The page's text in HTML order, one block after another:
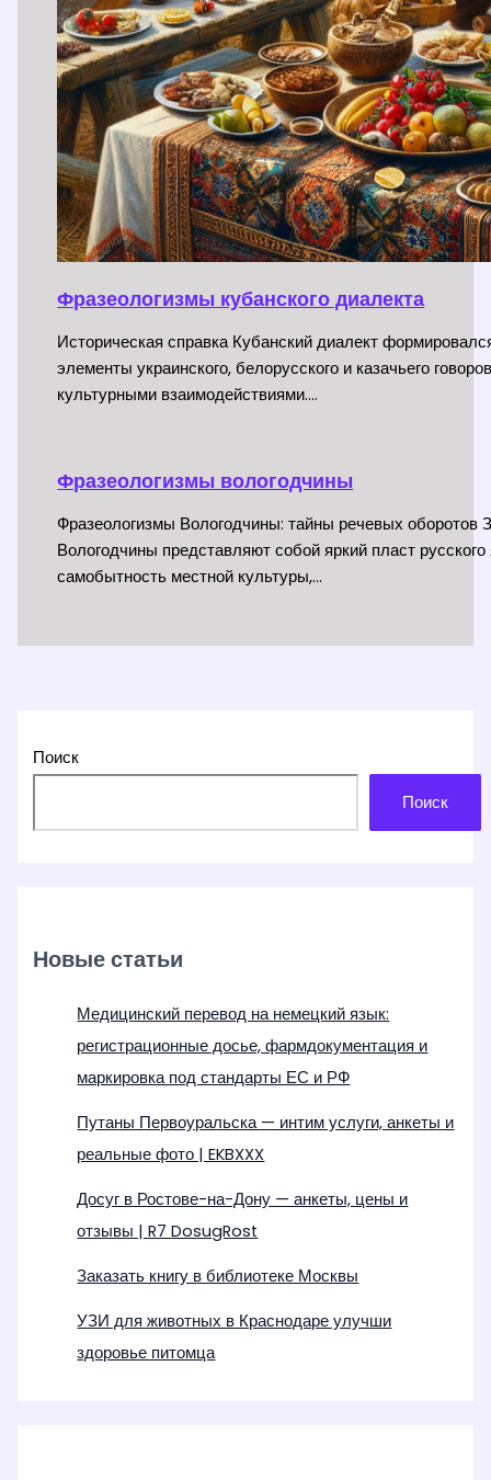
Фразеологизмы кубанского диалекта
Историческая справка Кубанский диалект
элементы украинского, белорусского и казачьего
культурными взаимодействиями.…
Фразеологизмы вологодчины
Фразеологизмы Вологодчины: тайны речевых оборотов
Вологодчины представляют собой яркий пласт
самобытность местной культуры,…
Поиск
Поиск
Новые статьи
Медицинский перевод на немецкий язык:
регистрационные досье, фармдокументация и
маркировка под стандарты ЕС и РФ
Путаны Первоуральска — интим услуги, анкеты и
реальные фото | EKBXXX
Досуг в Ростове-на-Дону — анкеты, цены и
отзывы | R7 DosugRost
Заказать книгу в библиотеке Москвы
УЗИ для животных в Краснодаре улучши
здоровье питомца